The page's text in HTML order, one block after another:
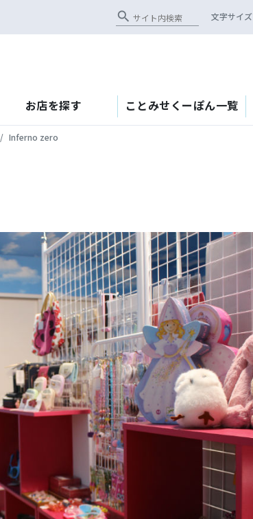
search 文字サイズ
お店を探す ことみせくーぽん一覧
Inferno zero